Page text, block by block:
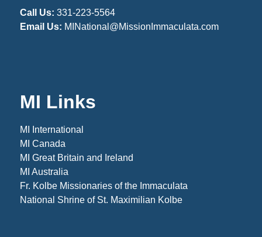
Call Us: 331-223-5564
Email Us: MINational@MissionImmaculata.com
MI Links
MI International
MI Canada
MI Great Britain and Ireland
MI Australia
Fr. Kolbe Missionaries of the Immaculata
National Shrine of St. Maximilian Kolbe